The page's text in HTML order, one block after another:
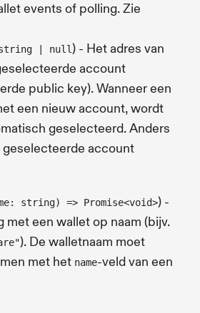
events of polling. Zie
| null) - Het adres van
account
public key). Wanneer een
een nieuw account, wordt
geselecteerd. Anders
account
string) => Promise<void>) -
met een wallet op naam (bijv.
). De walletnaam moet
met het name-veld van een